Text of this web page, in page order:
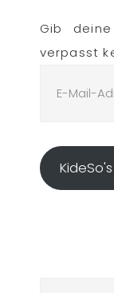
Gib
verpasst
Mail-